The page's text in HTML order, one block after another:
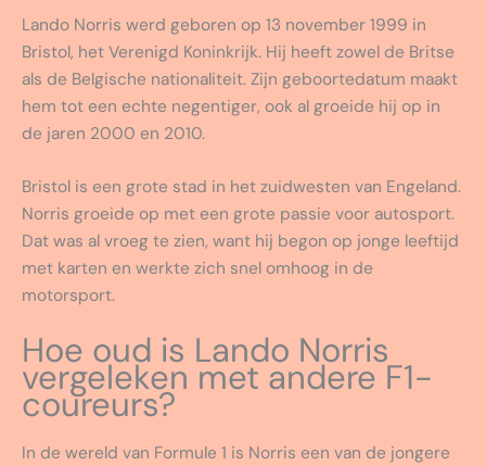
Lando Norris werd geboren op 13 november 1999 in
Bristol, het Verenigd Koninkrijk. Hij heeft zowel de Britse
als de Belgische nationaliteit. Zijn geboortedatum maakt
hem tot een echte negentiger, ook al groeide hij op in
de jaren 2000 en 2010.
Bristol is een grote stad in het zuidwesten van Engeland.
Norris groeide op met een grote passie voor autosport.
Dat was al vroeg te zien, want hij begon op jonge leeftijd
met karten en werkte zich snel omhoog in de
motorsport.
Hoe oud is Lando Norris
vergeleken met andere F1-
coureurs?
In de wereld van Formule 1 is Norris een van de jongere